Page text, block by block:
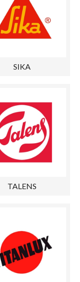
SIKA
TALENS